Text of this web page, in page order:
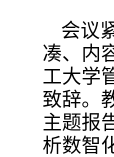
会议
凑、内
工大学
致辞。
主题报
析数智